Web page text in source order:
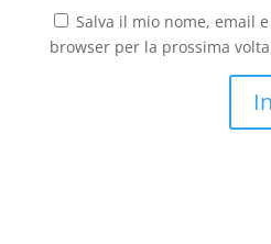
Salva il mio nome, email
browser per la prossima